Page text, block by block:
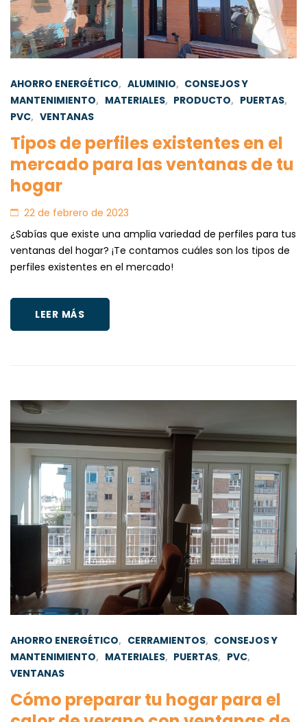
AHORRO ENERGÉTICO, ALUMINIO, CONSEJOS Y
MANTENIMIENTO, MATERIALES, PRODUCTO, PUERTAS,
PVC, VENTANAS
Tipos de perfiles existentes en el
mercado para las ventanas de tu
hogar
22 de febrero de 2023
¿Sabías que existe una amplia variedad de perfiles para tus
ventanas del hogar? ¡Te contamos cuáles son los tipos de
perfiles existentes en el mercado!
LEER MÁS
AHORRO ENERGÉTICO, CERRAMIENTOS, CONSEJOS Y
MANTENIMIENTO, MATERIALES, PUERTAS, PVC,
VENTANAS
Cómo preparar tu hogar para el